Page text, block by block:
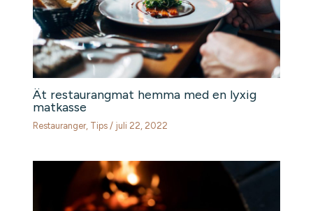
Ät restaurangmat hemma med en lyxig
matkasse
Restauranger, Tips / juli 22, 2022